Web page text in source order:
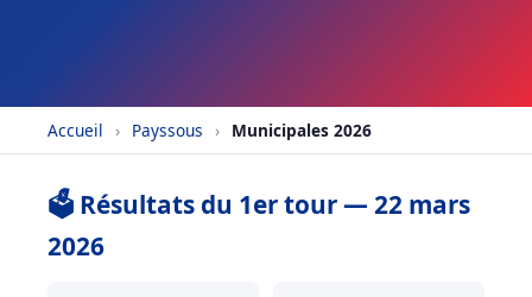
Accueil › Payssous › Municipales 2026
🗳️ Résultats du 1er tour — 22 mars
2026